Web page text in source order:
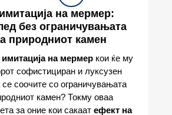
на мермер:
без ограничувањата
природниот камен
на мермеркои ќе му
софистициран и луксузен
соочите со ограничувањата
камен? Токму оваа
за оние кои сакаат ефект на